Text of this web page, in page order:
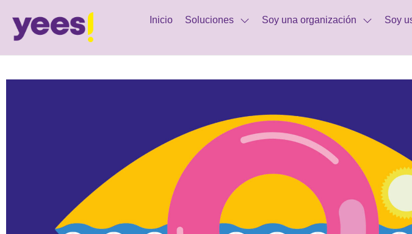
Inicio Soluciones Soy una organización Soy